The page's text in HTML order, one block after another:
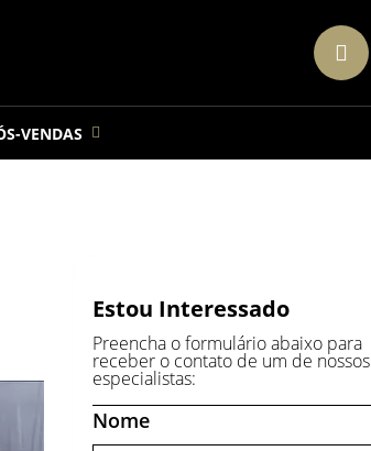
VENDAS
Estou Interessado
Preencha o formulário abaixo para
receber o contato de um de nossos
especialistas:
Nome